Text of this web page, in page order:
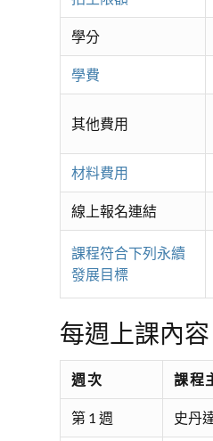
學分
學費
其他費用
材料費用
線上報名連結
課程符合下列永續
發展目標
每週上課內容
週次 課程
第 1 週 史丹